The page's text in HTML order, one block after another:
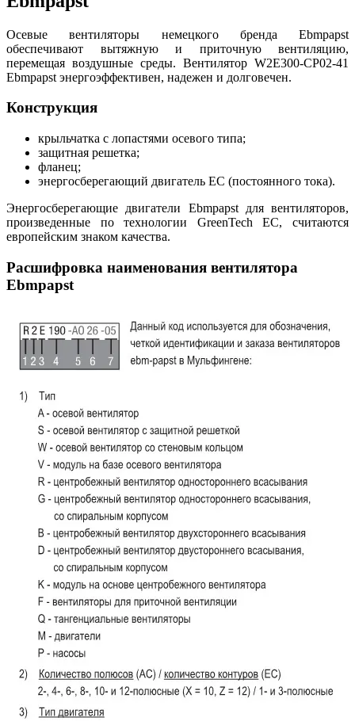
Осевые вентиляторы немецкого бренда Ebmpapst
обеспечивают вытяжную и приточную вентиляцию,
перемещая воздушные среды. Вентилятор W2E300-CP02-41
Ebmpapst энергоэффективен, надежен и долговечен.
Конструкция
крыльчатка с лопастями осевого типа;
защитная решетка;
фланец;
энергосберегающий двигатель EC (постоянного тока).
Энергосберегающие двигатели Ebmpapst для вентиляторов,
произведенные по технологии GreenTech EC, считаются
европейским знаком качества.
Расшифровка наименования вентилятора
Ebmpapst